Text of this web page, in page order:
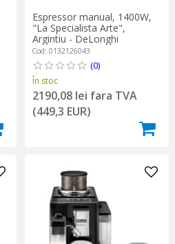
Espressor manual, 1400W,
"La Specialista Arte",
Argintiu - DeLonghi
Cod: 0132126043
(0)
În stoc
2190,08 lei fara TVA
(449,3 EUR)